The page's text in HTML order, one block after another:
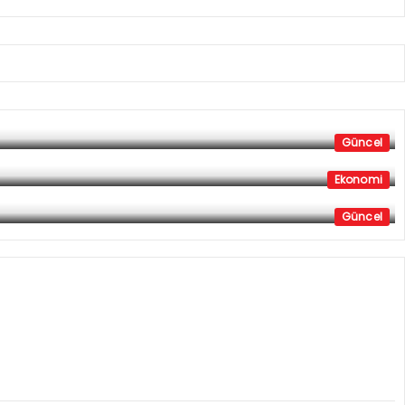
Güncel
Ekonomi
Güncel